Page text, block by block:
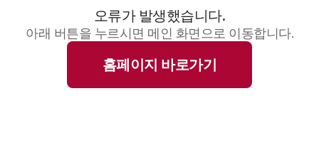
오류가 발생했습니다.
아래 버튼을 누르시면 메인 화면으로 이동합니다.
홈페이지 바로가기